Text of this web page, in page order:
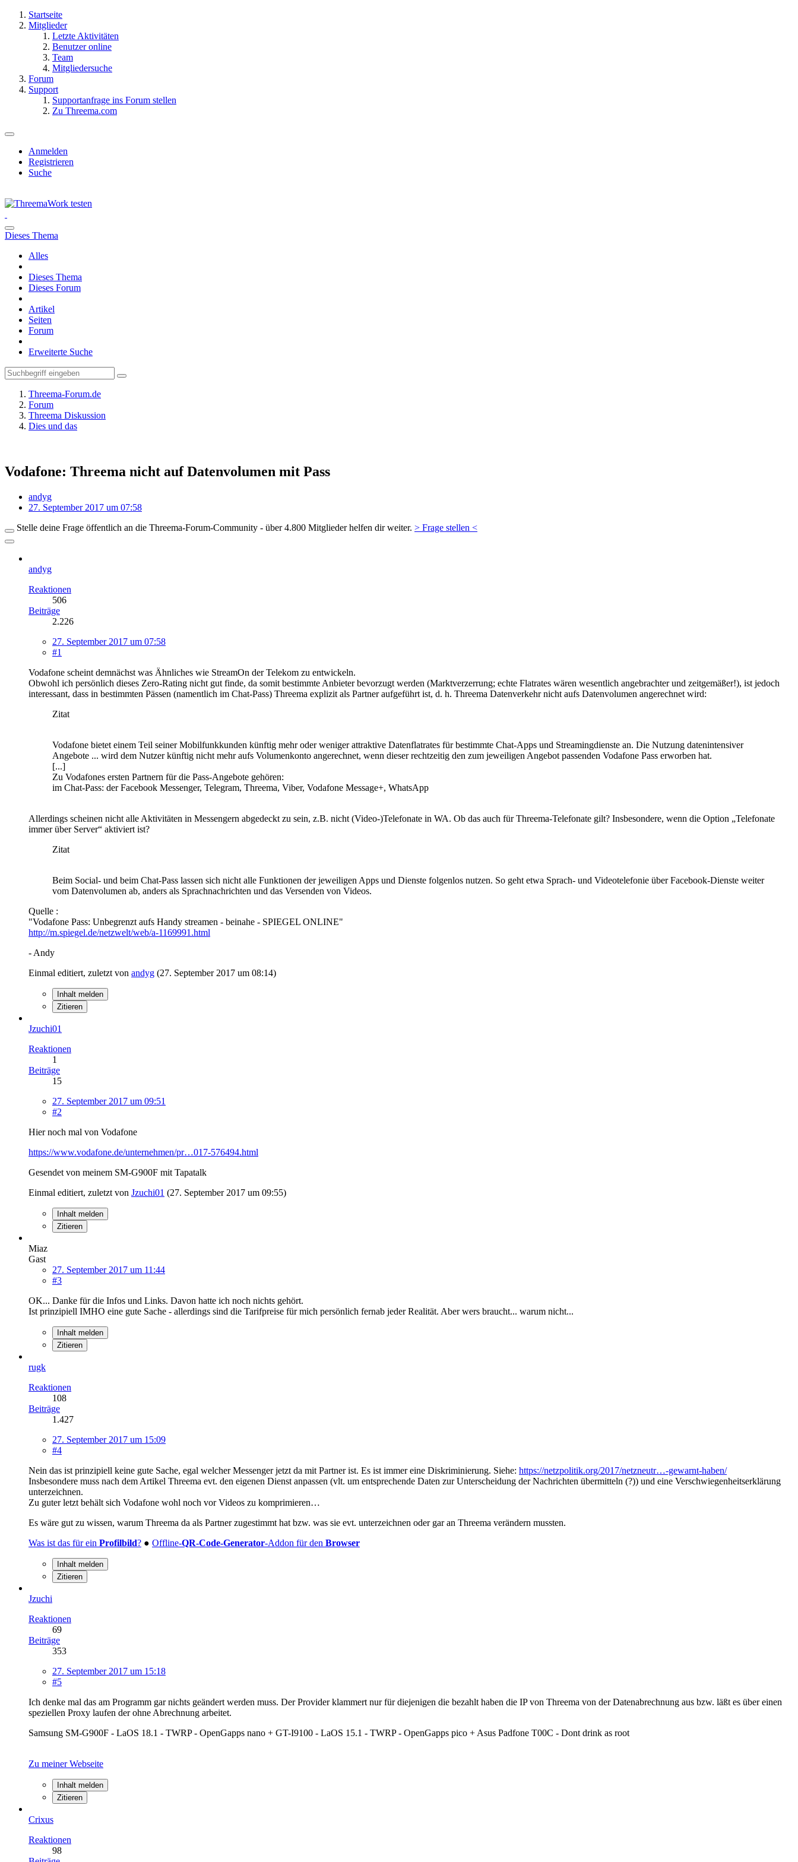
Startseite
Mitglieder
Letzte Aktivitäten
Benutzer online
Team
Mitgliedersuche
Forum
Support
Supportanfrage ins Forum stellen
Zu Threema.com
Anmelden
Registrieren
Suche
Dieses Thema
Alles
Dieses Thema
Dieses Forum
Artikel
Seiten
Forum
Erweiterte Suche
Threema-Forum.de
Forum
Threema Diskussion
Dies und das
Vodafone: Threema nicht auf Datenvolumen mit Pass
andyg
27. September 2017 um 07:58
Stelle deine Frage öffentlich an die Threema-Forum-Community - über 4.800 Mitglieder helfen dir weiter. > Frage stellen <
andyg
Reaktionen
506
Beiträge
2.226
27. September 2017 um 07:58
#1
Vodafone scheint demnächst was Ähnliches wie StreamOn der Telekom zu entwickeln.
Obwohl ich persönlich dieses Zero-Rating nicht gut finde, da somit bestimmte Anbieter bevorzugt werden (Marktverzerrung; echte Flatrates wären wesentlich angebrachter und zeitgemäßer!), ist jedoch
interessant, dass in bestimmten Pässen (namentlich im Chat-Pass) Threema explizit als Partner aufgeführt ist, d. h. Threema Datenverkehr nicht aufs Datenvolumen angerechnet wird:
Zitat
Vodafone bietet einem Teil seiner Mobilfunkkunden künftig mehr oder weniger attraktive Datenflatrates für bestimmte Chat-Apps und Streamingdienste an. Die Nutzung datenintensiver
Angebote ... wird dem Nutzer künftig nicht mehr aufs Volumenkonto angerechnet, wenn dieser rechtzeitig den zum jeweiligen Angebot passenden Vodafone Pass erworben hat.
[...]
Zu Vodafones ersten Partnern für die Pass-Angebote gehören:
im Chat-Pass: der Facebook Messenger, Telegram, Threema, Viber, Vodafone Message+, WhatsApp
Allerdings scheinen nicht alle Aktivitäten in Messengern abgedeckt zu sein, z.B. nicht (Video-)Telefonate in WA. Ob das auch für Threema-Telefonate gilt? Insbesondere, wenn die Option „Telefonate
immer über Server“ aktiviert ist?
Zitat
Beim Social- und beim Chat-Pass lassen sich nicht alle Funktionen der jeweiligen Apps und Dienste folgenlos nutzen. So geht etwa Sprach- und Videotelefonie über Facebook-Dienste weiter
vom Datenvolumen ab, anders als Sprachnachrichten und das Versenden von Videos.
Quelle :
"Vodafone Pass: Unbegrenzt aufs Handy streamen - beinahe - SPIEGEL ONLINE"
http://m.spiegel.de/netzwelt/web/a-1169991.html
- Andy
Einmal editiert, zuletzt von andyg (27. September 2017 um 08:14)
Inhalt melden
Zitieren
Jzuchi01
Reaktionen
1
Beiträge
15
27. September 2017 um 09:51
#2
Hier noch mal von Vodafone
https://www.vodafone.de/unternehmen/pr…017-576494.html
Gesendet von meinem SM-G900F mit Tapatalk
Einmal editiert, zuletzt von Jzuchi01 (27. September 2017 um 09:55)
Inhalt melden
Zitieren
Miaz
Gast
27. September 2017 um 11:44
#3
OK... Danke für die Infos und Links. Davon hatte ich noch nichts gehört.
Ist prinzipiell IMHO eine gute Sache - allerdings sind die Tarifpreise für mich persönlich fernab jeder Realität. Aber wers braucht... warum nicht...
Inhalt melden
Zitieren
rugk
Reaktionen
108
Beiträge
1.427
27. September 2017 um 15:09
#4
Nein das ist prinzipiell keine gute Sache, egal welcher Messenger jetzt da mit Partner ist. Es ist immer eine Diskriminierung. Siehe: https://netzpolitik.org/2017/netzneutr…-gewarnt-haben/
Insbesondere muss nach dem Artikel Threema evt. den eigenen Dienst anpassen (vlt. um entsprechende Daten zur Unterscheidung der Nachrichten übermitteln (?)) und eine Verschwiegenheitserklärung
unterzeichnen.
Zu guter letzt behält sich Vodafone wohl noch vor Videos zu komprimieren…
Es wäre gut zu wissen, warum Threema da als Partner zugestimmt hat bzw. was sie evt. unterzeichnen oder gar an Threema verändern mussten.
Was ist das für ein Profilbild? ● Offline-QR-Code-Generator-Addon für den Browser
Inhalt melden
Zitieren
Jzuchi
Reaktionen
69
Beiträge
353
27. September 2017 um 15:18
#5
Ich denke mal das am Programm gar nichts geändert werden muss. Der Provider klammert nur für diejenigen die bezahlt haben die IP von Threema von der Datenabrechnung aus bzw. läßt es über einen
speziellen Proxy laufen der ohne Abrechnung arbeitet.
Samsung SM-G900F - LaOS 18.1 - TWRP - OpenGapps nano + GT-I9100 - LaOS 15.1 - TWRP - OpenGapps pico + Asus Padfone T00C - Dont drink as root
Zu meiner Webseite
Inhalt melden
Zitieren
Crixus
Reaktionen
98